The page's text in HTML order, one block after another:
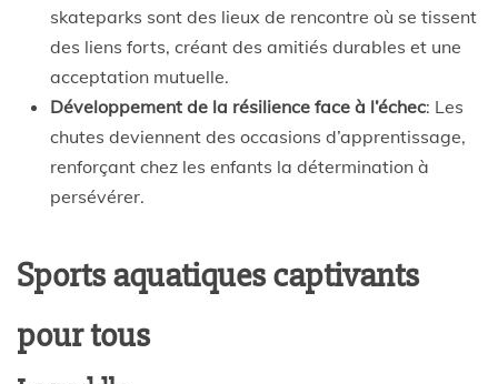
skateparks sont des lieux de rencontre où se tissent
des liens forts, créant des amitiés durables et une
acceptation mutuelle.
Développement de la résilience face à l’échec: Les
chutes deviennent des occasions d’apprentissage,
renforçant chez les enfants la détermination à
persévérer.
Sports aquatiques captivants
pour tous